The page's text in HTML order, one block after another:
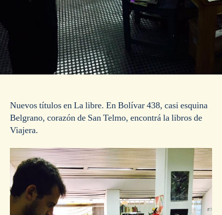
Nuevos títulos en La libre. En Bolívar 438, casi esquina
Belgrano, corazón de San Telmo, encontrá la libros de
Viajera.